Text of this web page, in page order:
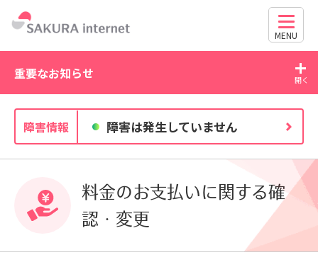
MENU
重要なお知らせ
2026/07/21
WordPress の脆弱性にご注意ください（CVE-2026-
障害情報 障害は発生していません
料金のお支払いに関する確
認・変更